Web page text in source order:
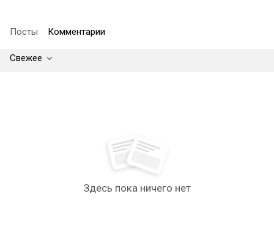
Посты Комментарии
Свежее
Здесь пока ничего нет